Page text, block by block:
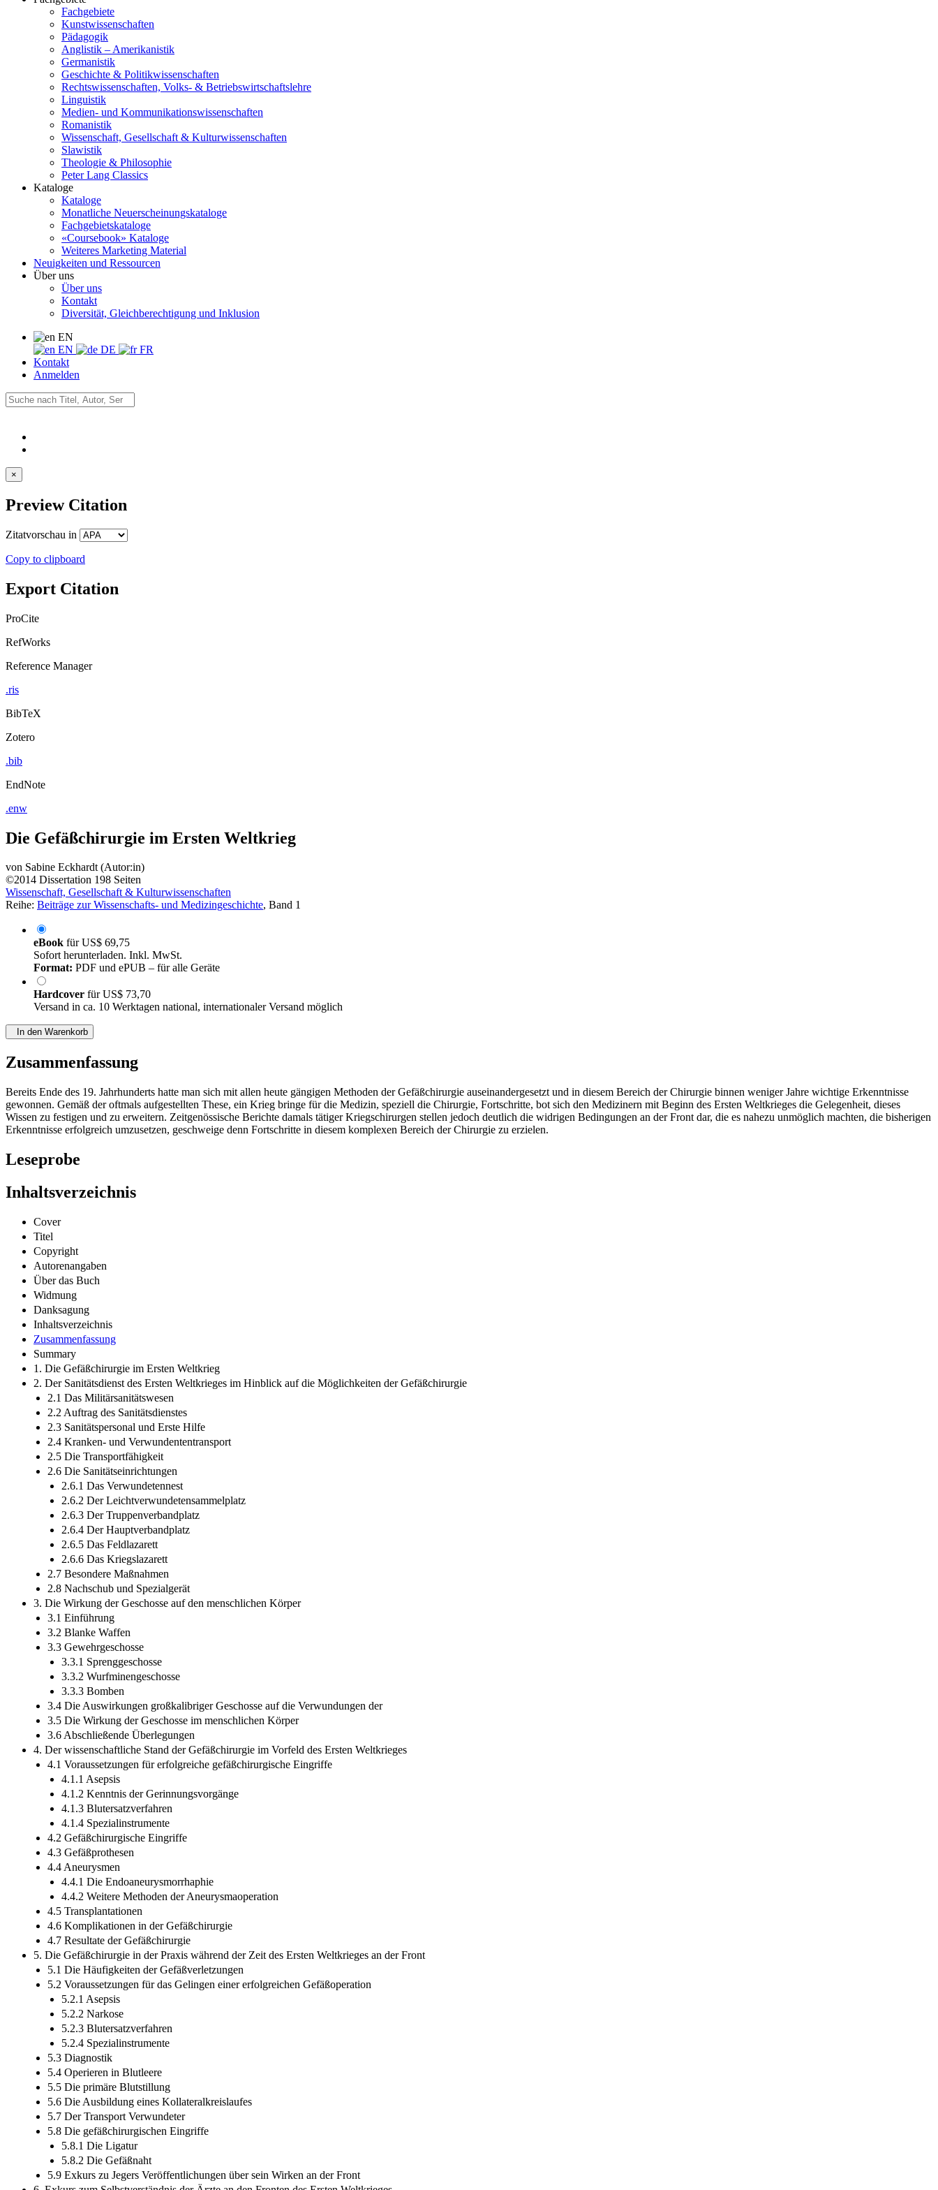
Fachgebiete
Kunstwissenschaften
Pädagogik
Anglistik – Amerikanistik
Germanistik
Geschichte & Politikwissenschaften
Rechtswissenschaften, Volks- & Betriebswirtschaftslehre
Linguistik
Medien- und Kommunikationswissenschaften
Romanistik
Wissenschaft, Gesellschaft & Kulturwissenschaften
Slawistik
Theologie & Philosophie
Peter Lang Classics
Kataloge
Kataloge
Monatliche Neuerscheinungskataloge
Fachgebietskataloge
«Coursebook» Kataloge
Weiteres Marketing Material
Neuigkeiten und Ressourcen
Über uns
Über uns
Kontakt
Diversität, Gleichberechtigung und Inklusion
EN
EN
DE
FR
Kontakt
Anmelden
×
Preview Citation
Zitatvorschau in
Copy to clipboard
Export Citation
ProCite
RefWorks
Reference Manager
.ris
BibTeX
Zotero
.bib
EndNote
.enw
Die Gefäßchirurgie im Ersten Weltkrieg
von Sabine Eckhardt (Autor:in)
©2014 Dissertation 198 Seiten
Wissenschaft, Gesellschaft & Kulturwissenschaften
Reihe: Beiträge zur Wissenschafts- und Medizingeschichte, Band 1
eBook fürUS$ 69,75
Sofort herunterladen. Inkl. MwSt.
Format: PDF und ePUB – für alle Geräte
Hardcover fürUS$ 73,70
Versand in ca. 10 Werktagen national, internationaler Versand möglich
In den Warenkorb
Zusammenfassung
Bereits Ende des 19. Jahrhunderts hatte man sich mit allen heute gängigen Methoden der Gefäßchirurgie auseinandergesetzt und in diesem Bereich der Chirurgie binnen weniger Jahre wichtige Erkenntnisse
gewonnen. Gemäß der oftmals aufgestellten These, ein Krieg bringe für die Medizin, speziell die Chirurgie, Fortschritte, bot sich den Medizinern mit Beginn des Ersten Weltkrieges die Gelegenheit, dieses
Wissen zu festigen und zu erweitern. Zeitgenössische Berichte damals tätiger Kriegschirurgen stellen jedoch deutlich die widrigen Bedingungen an der Front dar, die es nahezu unmöglich machten, die bisherigen
Erkenntnisse erfolgreich umzusetzen, geschweige denn Fortschritte in diesem komplexen Bereich der Chirurgie zu erzielen.
Leseprobe
Inhaltsverzeichnis
Cover
Titel
Copyright
Autorenangaben
Über das Buch
Widmung
Danksagung
Inhaltsverzeichnis
Zusammenfassung
Summary
1. Die Gefäßchirurgie im Ersten Weltkrieg
2. Der Sanitätsdienst des Ersten Weltkrieges im Hinblick auf die Möglichkeiten der Gefäßchirurgie
2.1 Das Militärsanitätswesen
2.2 Auftrag des Sanitätsdienstes
2.3 Sanitätspersonal und Erste Hilfe
2.4 Kranken- und Verwundententransport
2.5 Die Transportfähigkeit
2.6 Die Sanitätseinrichtungen
2.6.1 Das Verwundetennest
2.6.2 Der Leichtverwundetensammelplatz
2.6.3 Der Truppenverbandplatz
2.6.4 Der Hauptverbandplatz
2.6.5 Das Feldlazarett
2.6.6 Das Kriegslazarett
2.7 Besondere Maßnahmen
2.8 Nachschub und Spezialgerät
3. Die Wirkung der Geschosse auf den menschlichen Körper
3.1 Einführung
3.2 Blanke Waffen
3.3 Gewehrgeschosse
3.3.1 Sprenggeschosse
3.3.2 Wurfminengeschosse
3.3.3 Bomben
3.4 Die Auswirkungen großkalibriger Geschosse auf die Verwundungen der
3.5 Die Wirkung der Geschosse im menschlichen Körper
3.6 Abschließende Überlegungen
4. Der wissenschaftliche Stand der Gefäßchirurgie im Vorfeld des Ersten Weltkrieges
4.1 Voraussetzungen für erfolgreiche gefäßchirurgische Eingriffe
4.1.1 Asepsis
4.1.2 Kenntnis der Gerinnungsvorgänge
4.1.3 Blutersatzverfahren
4.1.4 Spezialinstrumente
4.2 Gefäßchirurgische Eingriffe
4.3 Gefäßprothesen
4.4 Aneurysmen
4.4.1 Die Endoaneurysmorrhaphie
4.4.2 Weitere Methoden der Aneurysmaoperation
4.5 Transplantationen
4.6 Komplikationen in der Gefäßchirurgie
4.7 Resultate der Gefäßchirurgie
5. Die Gefäßchirurgie in der Praxis während der Zeit des Ersten Weltkrieges an der Front
5.1 Die Häufigkeiten der Gefäßverletzungen
5.2 Voraussetzungen für das Gelingen einer erfolgreichen Gefäßoperation
5.2.1 Asepsis
5.2.2 Narkose
5.2.3 Blutersatzverfahren
5.2.4 Spezialinstrumente
5.3 Diagnostik
5.4 Operieren in Blutleere
5.5 Die primäre Blutstillung
5.6 Die Ausbildung eines Kollateralkreislaufes
5.7 Der Transport Verwundeter
5.8 Die gefäßchirurgischen Eingriffe
5.8.1 Die Ligatur
5.8.2 Die Gefäßnaht
5.9 Exkurs zu Jegers Veröffentlichungen über sein Wirken an der Front